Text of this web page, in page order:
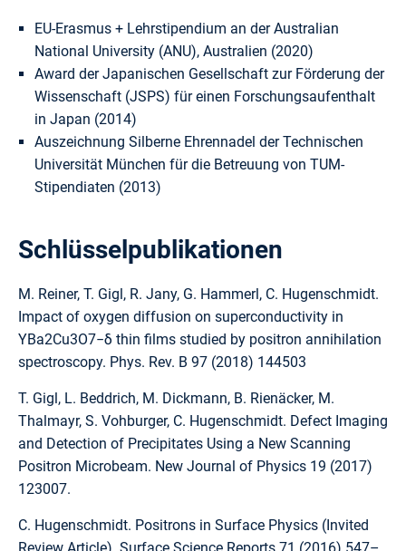
EU-Erasmus + Lehrstipendium an der Australian
National University (ANU), Australien (2020)
Award der Japanischen Gesellschaft zur Förderung der
Wissenschaft (JSPS) für einen Forschungsaufenthalt
in Japan (2014)
Auszeichnung Silberne Ehrennadel der Technischen
Universität München für die Betreuung von TUM-
Stipendiaten (2013)
Schlüsselpublikationen
M. Reiner, T. Gigl, R. Jany, G. Hammerl, C. Hugenschmidt.
Impact of oxygen diffusion on superconductivity in
YBa2Cu3O7−δ thin films studied by positron annihilation
spectroscopy. Phys. Rev. B 97 (2018) 144503
T. Gigl, L. Beddrich, M. Dickmann, B. Rienäcker, M.
Thalmayr, S. Vohburger, C. Hugenschmidt. Defect Imaging
and Detection of Precipitates Using a New Scanning
Positron Microbeam. New Journal of Physics 19 (2017)
123007.
C. Hugenschmidt. Positrons in Surface Physics (Invited
Review Article). Surface Science Reports 71 (2016) 547–